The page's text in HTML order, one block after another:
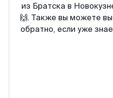
из Братска в
🙌. Также вы можете
обратно, если уже